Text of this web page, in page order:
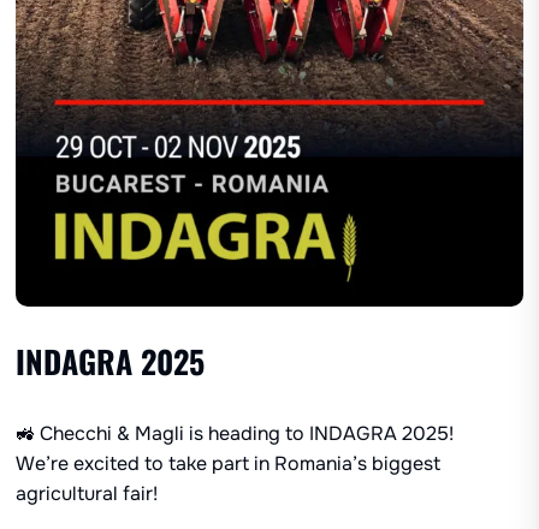
INDAGRA 2025
🚜 Checchi & Magli is heading to INDAGRA 2025!
We’re excited to take part in Romania’s biggest
agricultural fair!